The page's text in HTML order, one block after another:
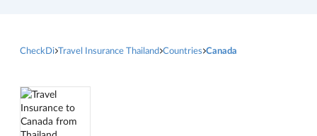
CheckDi Travel Insurance Thailand Countries Canada